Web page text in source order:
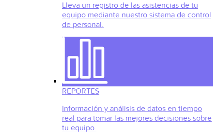
Lleva un registro de las asistencias de tu
equipo mediante nuestro sistema de control
de personal.
REPORTES
Información y análisis de datos en tiempo
real para tomar las mejores decisiones sobre
tu equipo.